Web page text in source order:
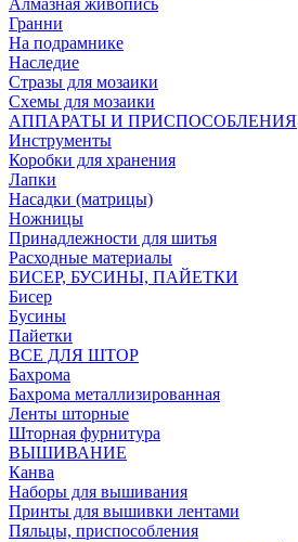
Алмазная живопись
Гранни
На подрамнике
Наследие
Стразы для мозаики
Схемы для мозаики
АППАРАТЫ И ПРИСПОСОБЛЕНИЯ
Инструменты
Коробки для хранения
Лапки
Насадки (матрицы)
Ножницы
Принадлежности для шитья
Расходные материалы
БИСЕР, БУСИНЫ, ПАЙЕТКИ
Бисер
Бусины
Пайетки
ВСЕ ДЛЯ ШТОР
Бахрома
Бахрома металлизированная
Ленты шторные
Шторная фурнитура
ВЫШИВАНИЕ
Канва
Наборы для вышивания
Принты для вышивки лентами
Пяльцы, приспособления